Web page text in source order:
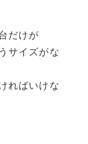
だけが
サイズがな
ればいけな